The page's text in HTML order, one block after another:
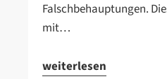
Falschbehauptungen.
mit…
weiterlesen